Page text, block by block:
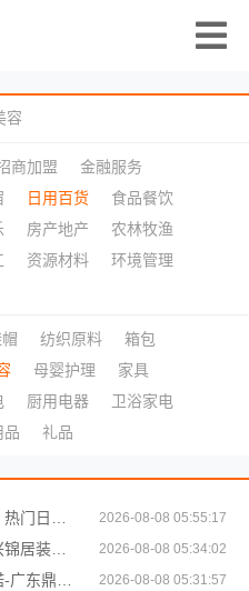
容
商加盟
金融服务
日用百货
食品餐饮
房产地产
农林牧渔
资源材料
环境管理
纺织原料
箱包
母婴护理
家具
厨用电器
卫浴家电
品 礼品
2026-08-08 05:55:17
2026-08-08 05:34:02
2026-08-08 05:31:57